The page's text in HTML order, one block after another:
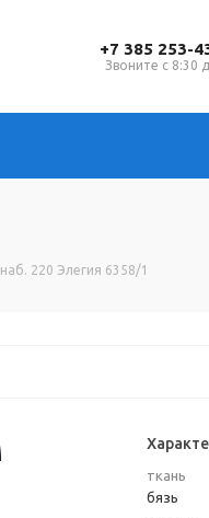
+7 385 253-
Звоните с 8:30
220 Элегия 6358/1
ткань
бязь